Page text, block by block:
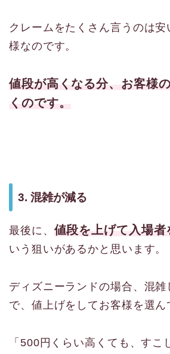
クレームをたくさん言うのは
様なのです。
値段が高くなる分、お客様
くのです。
3. 混雑が減る
最後に、 値段を上げて入場者
いう狙いがあるかと思います。
ディズニーランドの場合、混
で、値上げをしてお客様を選ん
「500円くらい高くても、すこ